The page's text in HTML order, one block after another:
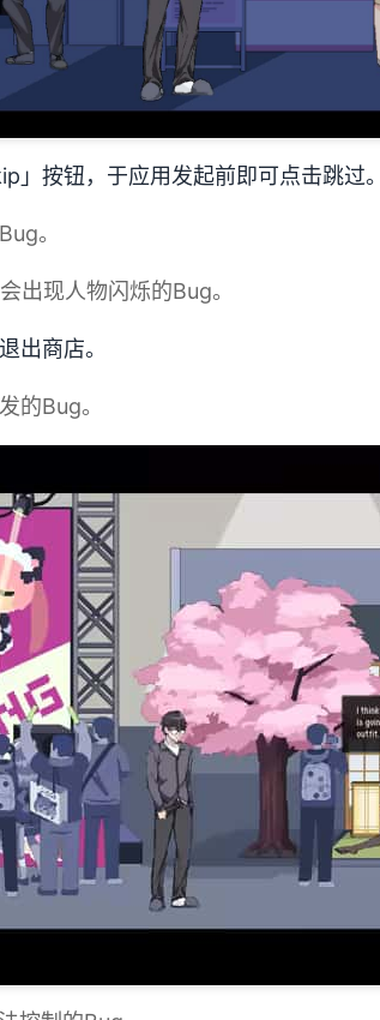
」按钮，于应用发起前即可点击跳过。
。
出现人物闪烁的Bug。
出商店。
的Bug。